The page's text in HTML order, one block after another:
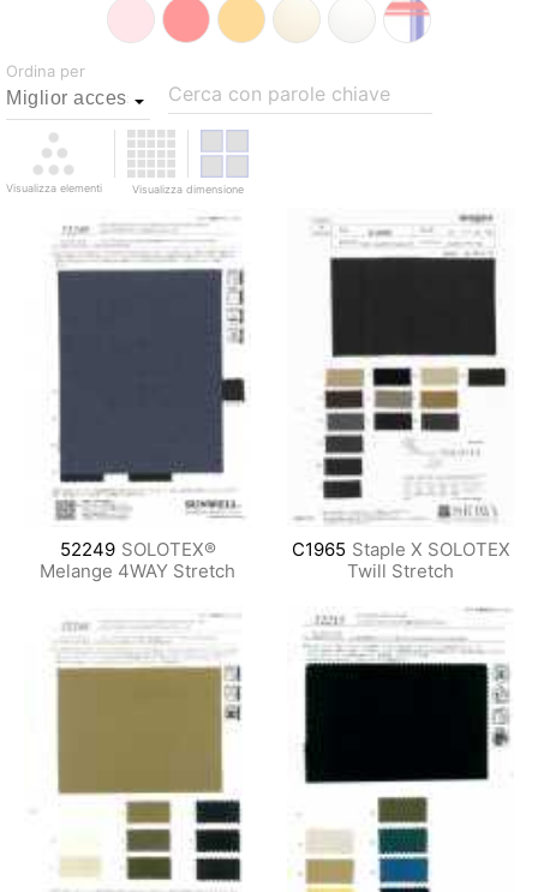
Ordina per
Cerca con parole chiave
Visualizza elementi Visualizza dimensione
52249 SOLOTEX®
Melange 4WAY Stretch
C1965 Staple X SOLOTEX
Twill Stretch